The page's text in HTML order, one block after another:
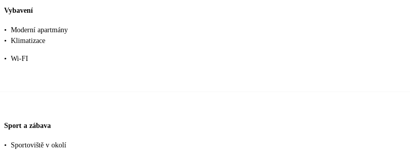
Vybavení
• Moderní apartmány
• Klimatizace
• Wi-FI
Sport a zábava
•
Sportoviště v okolí